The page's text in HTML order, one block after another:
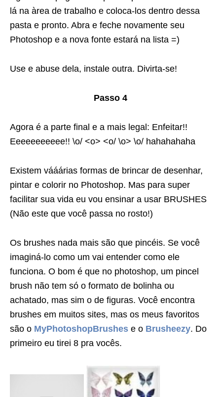
lá na àrea de trabalho e coloca-los dentro dessa
pasta e pronto. Abra e feche novamente seu
Photoshop e a nova fonte estará na lista =)
Use e abuse dela, instale outra. Divirta-se!
Passo 4
Agora é a parte final e a mais legal: Enfeitar!!
Eeeeeeeeeee!! \o/ <o> <o/ \o> \o/ hahahahaha
Existem vááárias formas de brincar de desenhar,
pintar e colorir no Photoshop. Mas para super
facilitar sua vida eu vou ensinar a usar BRUSHES
(Não este que você passa no rosto!)
Os brushes nada mais são que pincéis. Se você
imaginá-lo como um vai entender como ele
funciona. O bom é que no photoshop, um pincel
brush não tem só o formato de bolinha ou
achatado, mas sim o de figuras. Você encontra
brushes em muitos sites, mas os meus favoritos
são o MyPhotoshopBrushes e o Brusheezy. Do
primeiro eu tirei 8 pra vocês.